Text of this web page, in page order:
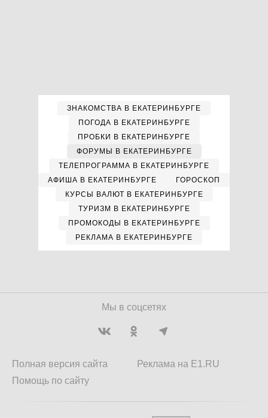
ЗНАКОМСТВА В ЕКАТЕРИНБУРГЕ
ПОГОДА В ЕКАТЕРИНБУРГЕ
ПРОБКИ В ЕКАТЕРИНБУРГЕ
ФОРУМЫ В ЕКАТЕРИНБУРГЕ
ТЕЛЕПРОГРАММА В ЕКАТЕРИНБУРГЕ
АФИША В ЕКАТЕРИНБУРГЕ
ГОРОСКОП
КУРСЫ ВАЛЮТ В ЕКАТЕРИНБУРГЕ
ТУРИЗМ В ЕКАТЕРИНБУРГЕ
ПРОМОКОДЫ В ЕКАТЕРИНБУРГЕ
РЕКЛАМА В ЕКАТЕРИНБУРГЕ
Мы в соцсетях
Полная версия сайта
Помощь по сайту
Реклама на E1.RU